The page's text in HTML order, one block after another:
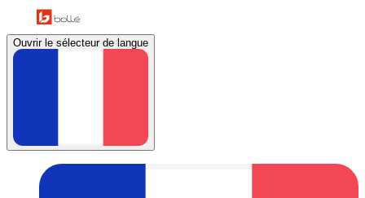
Ouvrir le sélecteur de langue